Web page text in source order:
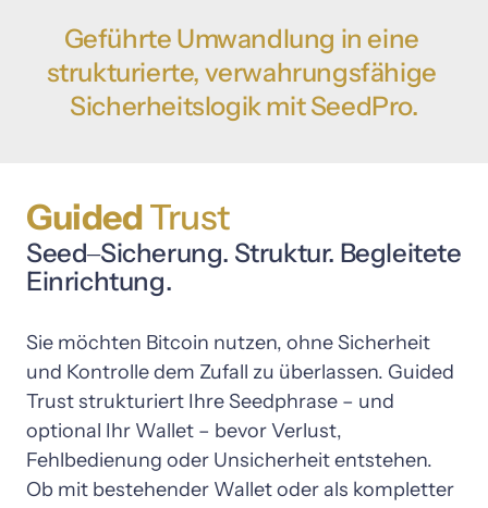
Geführte Umwandlung in
strukturierte,
Sicherheitslogik mit SeedPro.
Guided Trust
Seed‒Sicherung. Struktur.
Einrichtung.
Sie möchten Bitcoin nutzen, ohne
und Kontrolle dem Zufall zu überlassen.
Trust strukturiert Ihre Seedphrase –
optional Ihr Wallet – bevor
Fehlbedienung oder Unsicherheit
Ob mit bestehender Wallet oder als